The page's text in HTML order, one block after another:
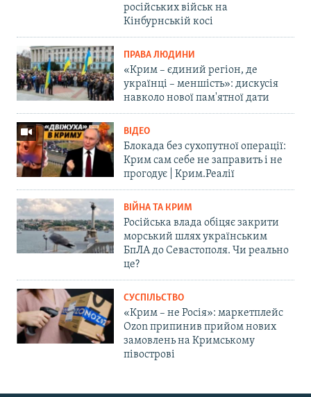
російських військ на
Кінбурнській косі
ПРАВА ЛЮДИНИ
«Крим – єдиний регіон, де
українці – меншість»: дискусія
навколо нової пам'ятної дати
ВІДЕО
Блокада без сухопутної операції:
Крим сам себе не заправить і не
прогодує | Крим.Реалії
ВІЙНА ТА КРИМ
Російська влада обіцяє закрити
морський шлях українським
БпЛА до Севастополя. Чи реально
це?
СУСПІЛЬСТВО
«Крим – не Росія»: маркетплейс
Ozon припинив прийом нових
замовлень на Кримському
півострові